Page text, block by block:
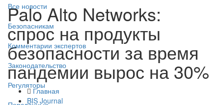
Все новости
Безопасникам
Комментарии экспертов
Законодательство
Регуляторы
Palo Alto Networks:
спрос на продукты
безопасности за время
пандемии вырос на 30%
Главная
BIS Journal